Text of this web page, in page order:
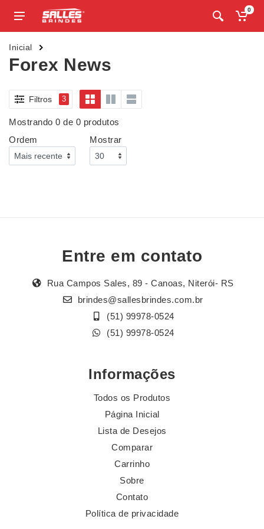
0
Inicial
Forex News
Filtros 3
Mostrando 0 de 0 produtos
Ordem
Mostrar
Entre em contato
Rua Campos Sales, 89 - Canoas, Niterói- RS
brindes@sallesbrindes.com.br
(51) 99978-0524
(51) 99978-0524
Informações
Todos os Produtos
Página Inicial
Lista de Desejos
Comparar
Carrinho
Sobre
Contato
Política de privacidade